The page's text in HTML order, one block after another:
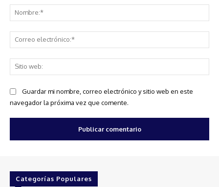
Guardar mi nombre, correo electrónico y sitio web en este
navegador la próxima vez que comente.
Categorías Populares